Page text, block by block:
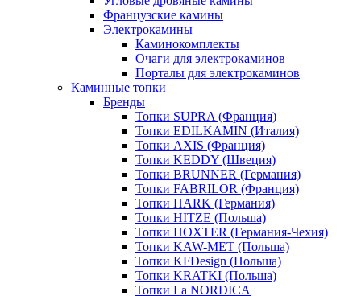
Французские камины
Электрокамины
Каминокомплекты
Очаги для электрокаминов
Порталы для электрокаминов
Каминные топки
Бренды
Топки SUPRA (Франция)
Топки EDILKAMIN (Италия)
Топки AXIS (Франция)
Топки KEDDY (Швеция)
Топки BRUNNER (Германия)
Топки FABRILOR (Франция)
Топки HARK (Германия)
Топки HITZE (Польша)
Топки HOXTER (Германия-Чехия)
Топки KAW-MET (Польша)
Топки KFDesign (Польша)
Топки KRATKI (Польша)
Топки La NORDICA